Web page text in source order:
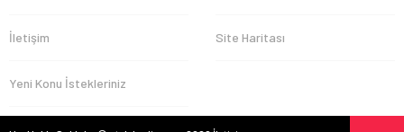
İletişim Site Haritası
Yeni Konu İstekleriniz